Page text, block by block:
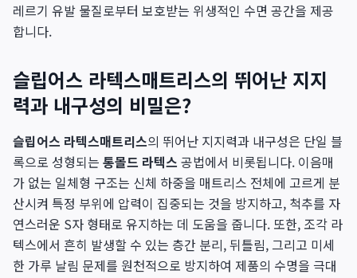
레르기 유발 물질로부터 보호받는 위생적인 수면 공간을 제공
합니다.
슬립어스 라텍스매트리스의 뛰어난 지지
력과 내구성의 비밀은?
슬립어스 라텍스매트리스의 뛰어난 지지력과 내구성은 단일 블
록으로 성형되는 통몰드 라텍스 공법에서 비롯됩니다. 이음매
가 없는 일체형 구조는 신체 하중을 매트리스 전체에 고르게 분
산시켜 특정 부위에 압력이 집중되는 것을 방지하고, 척추를 자
연스러운 S자 형태로 유지하는 데 도움을 줍니다. 또한, 조각 라
텍스에서 흔히 발생할 수 있는 층간 분리, 뒤틀림, 그리고 미세
한 가루 날림 문제를 원천적으로 방지하여 제품의 수명을 극대